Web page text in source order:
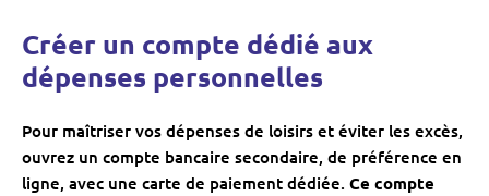
Créer un compte dédié aux
dépenses personnelles
Pour maîtriser vos dépenses de loisirs et éviter les excès,
ouvrez un compte bancaire secondaire, de préférence en
ligne, avec une carte de paiement dédiée. Ce compte